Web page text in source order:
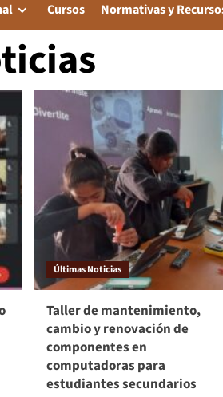
Cursos Normativas y
Últimas Noticias
Taller de mantenimiento,
cambio y renovación de
componentes en
computadoras para
estudiantes secundarios